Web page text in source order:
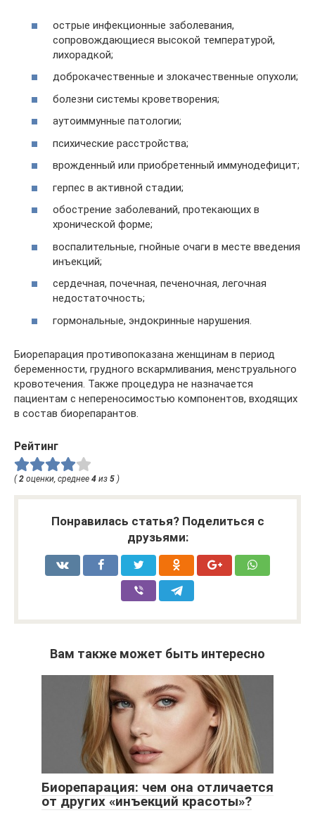
острые инфекционные заболевания,
сопровождающиеся высокой температурой,
лихорадкой;
доброкачественные и злокачественные опухоли;
болезни системы кроветворения;
аутоиммунные патологии;
психические расстройства;
врожденный или приобретенный иммунодефицит;
герпес в активной стадии;
обострение заболеваний, протекающих в
хронической форме;
воспалительные, гнойные очаги в месте введения
инъекций;
сердечная, почечная, печеночная, легочная
недостаточность;
гормональные, эндокринные нарушения.
Биорепарация противопоказана женщинам в период
беременности, грудного вскармливания, менструального
кровотечения. Также процедура не назначается
пациентам с непереносимостью компонентов, входящих
в состав биорепарантов.
Рейтинг
( 2 оценки, среднее 4 из 5 )
Понравилась статья? Поделиться с
друзьями:
Вам также может быть интересно
Биорепарация: чем она отличается
от других «инъекций красоты»?